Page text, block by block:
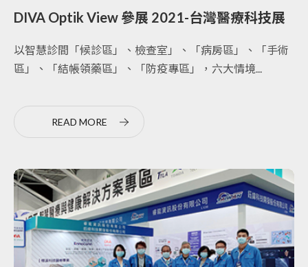
DIVA Optik View 參展 2021-台灣醫療科技展
以智慧診間「候診區」、檢查室」、「病房區」、「手術
區」、「結帳領藥區」、「防疫專區」，六大情境...
READ MORE